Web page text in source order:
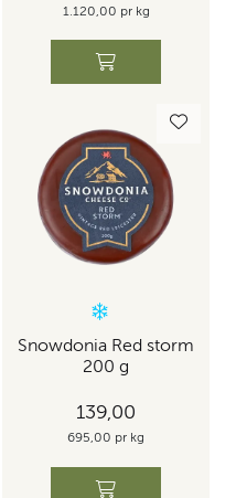
1.120,00 pr kg
Snowdonia Red storm
200 g
139,00
695,00 pr kg